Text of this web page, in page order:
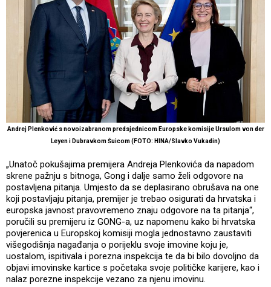
Andrej Plenković s novoizabranom predsjednicom Europske komisije Ursulom von der
Leyen i Dubravkom Šuicom (FOTO: HINA/Slavko Vukadin)
„Unatoč pokušajima premijera Andreja Plenkovića da napadom
skrene pažnju s bitnoga, Gong i dalje samo želi odgovore na
postavljena pitanja. Umjesto da se deplasirano obrušava na one
koji postavljaju pitanja, premijer je trebao osigurati da hrvatska i
europska javnost pravovremeno znaju odgovore na ta pitanja“,
poručili su premijeru iz GONG-a, uz napomenu kako bi hrvatska
povjerenica u Europskoj komisiji mogla jednostavno zaustaviti
višegodišnja nagađanja o porijeklu svoje imovine koju je,
uostalom, ispitivala i porezna inspekcija te da bi bilo dovoljno da
objavi imovinske kartice s početaka svoje političke karijere, kao i
nalaz porezne inspekcije vezano za njenu imovinu.